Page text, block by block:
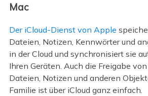
Mac
Der iCloud-Dienst von Apple
Dateien, Notizen, Kennwörter und
in der Cloud und synchronisiert sie
Ihren Geräten. Auch die Freigabe
Dateien, Notizen und anderen
Familie ist über iCloud ganz einfach.